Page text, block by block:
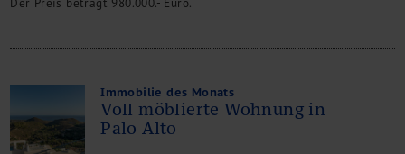
Der Preis beträgt 980.000.- Euro.
Immobilie des Monats
Voll möblierte Wohnung in
Palo Alto